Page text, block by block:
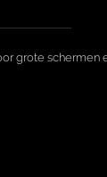
grote schermen